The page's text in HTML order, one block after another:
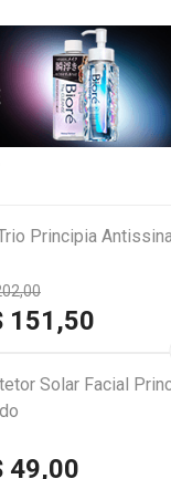
Principia
151,50
Solar Facial
49,00